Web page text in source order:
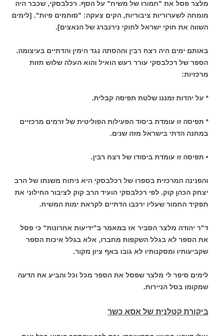
מלצר פסל את "חמורו של משיח" על הסף. רכלבסקי, שכבר היה
מומחה לשערוריות ציבוריות, הקים צעקה: "סותמים פיות". [לימים
השווה את חוקי ישראל לחוקי נירנברג של הנאצים].
באותם ימים היה רצח רבין וההסתה נגד הימין והדתיים בעיצומה.
הספר של רכלבסקי עורר רעש הואיל והוא העלה שלוש תזות
מרכזיות:
* על יהדות זמננו שלטת תפיסה קבלית.
* תפיסה זו עומדת ביסוד הפעילות הפוליטית של זרמים מרכזיים
במחנה הדתי בישראל מזה שנים.
• תפיסה זו עומדת ביסודו של רצח רבין.
והפנינה המרכזית בספרו של רכלבסקי היא ניתוח משנתו של הרב
יצחק הכהן קוק. לפי רכלבסקי הועיד הרב קוק לציבור החילוני את
תפקיד החמור שעליו ירכבו הדתיים לקראת ימות המשיח.
ד"ר יהודה מלצר הסביר אז במאמר ב"ידיעות אחרונות" כי פסל
את הספר לא בגלל השקפות מחברו, אלא בגלל איכות הספר
שקביעותיו ומסקנותיו לא גובו באף ציון מקור.
לימים סיפר לי מלצר שפסל את הספר מכל וכל והביע את הדעה
שמקומו בסל הניירות.
ביקורת קטלנית של אסא כשר